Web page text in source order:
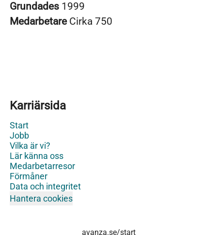
Grundades 1999
Medarbetare Cirka 750
Karriärsida
Start
Jobb
Vilka är vi?
Lär känna oss
Medarbetarresor
Förmåner
Data och integritet
Hantera cookies
avanza.se/start